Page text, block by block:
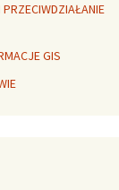
GIS